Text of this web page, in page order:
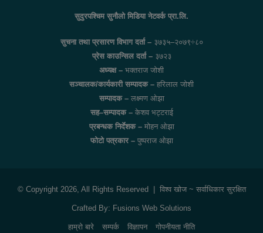
सुदुरपश्चिम सुनौलो मिडिया नेटवर्क प्रा.लि.
सुचना तथा प्रसारण विभाग दर्ता – ३७३५–२०७९÷८०
प्रेस काउन्सिल दर्ता – ३७२३
अध्यक्ष – भक्तराज जोशी
सञ्चालक/कार्यकारी सम्पादक – हरिलाल जोशी
सम्पादक –लक्ष्मण ओझा
सह–सम्पादक –केशव भट्टराई
प्रबन्धक निर्देशक –मोहन ओझा
फोटो पत्रकार –पुष्पराज ओझा
© Copyright 2026, All Rights Reserved | विश्व खोज~ सर्वाधिकार सुरक्षित
Crafted By: Fusions Web Solutions
हाम्रो बारे सम्पर्क विज्ञापन गोपनीयता नीति